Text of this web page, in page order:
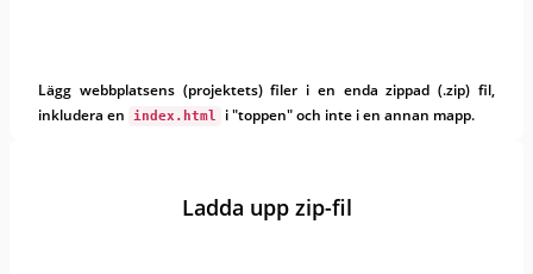
Lägg webbplatsens (projektets) filer i en enda zippad (.zip) fil,
inkludera en
index.html i "toppen" och inte i en annan mapp.
Ladda upp zip-fil